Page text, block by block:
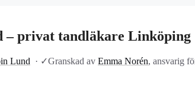
– privat tandläkare Linköping
Lund · ✓Granskad av Emma Norén, ansvarig